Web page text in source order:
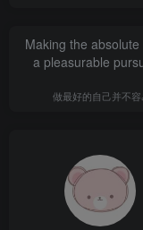
Making the
a pleasurable
做最好的自己并不